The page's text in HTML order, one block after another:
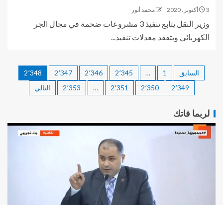
3 أكتوبر، 2020 محمد أنور
وزير النقل يتابع تنفيذ 3 مشروعات ضخمة في مجال الجر
الكهربائي ويتفقد معدلات تنفيذ...
السابق 1
… 2٬345 2٬346 2٬347
2٬348
2٬349
2٬350 2٬351 … 2٬353 التالي
لربما فاتك